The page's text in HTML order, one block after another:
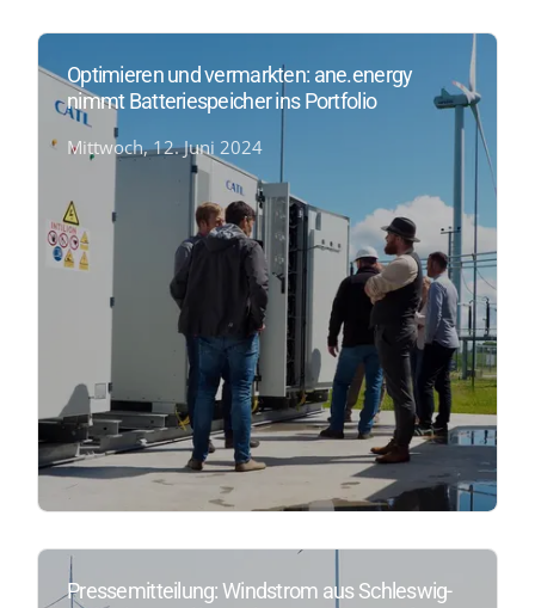
Optimieren und vermarkten: ane.energy
nimmt Batteriespeicher ins Portfolio
Mittwoch, 12. Juni 2024
Pressemitteilung: Windstrom aus Schleswig-